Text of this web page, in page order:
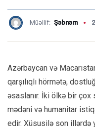
Müəllif: Şəbnəm
Azərbaycan və
qarşılıqlı hörmətə,
əsaslanır. İki ölkə bir
mədəni və humanitar
edir. Xüsusilə son illərdə